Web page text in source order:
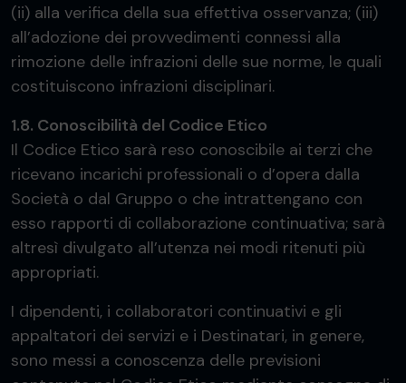
(ii) alla verifica della sua effettiva osservanza; (iii)
all’adozione dei provvedimenti connessi alla
rimozione delle infrazioni delle sue norme, le quali
costituiscono infrazioni disciplinari.
1.8. Conoscibilità del Codice Etico
Il Codice Etico sarà reso conoscibile ai terzi che
ricevano incarichi professionali o d’opera dalla
Società o dal Gruppo o che intrattengano con
esso rapporti di collaborazione continuativa; sarà
altresì divulgato all’utenza nei modi ritenuti più
appropriati.
I dipendenti, i collaboratori continuativi e gli
appaltatori dei servizi e i Destinatari, in genere,
sono messi a conoscenza delle previsioni